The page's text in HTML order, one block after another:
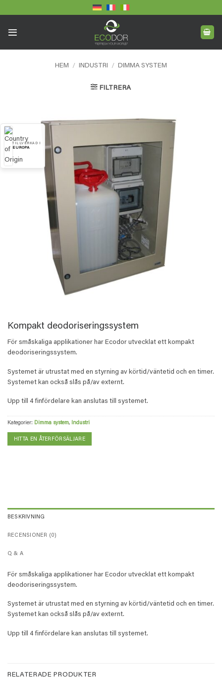
to
HEM / INDUSTRI / DIMMA SYSTEM
FILTRERA
TILLVERKAD I
EUROPA
Kompakt deodoriseringssystem
För småskaliga applikationer har Ecodor utvecklat ett kompakt
deodoriseringssystem.
Systemet är utrustat med en styrning av körtid/väntetid och en timer.
Systemet kan också slås på/av externt.
Upp till 4 finfördelare kan anslutas till systemet.
Kategorier: Dimma system, Industri
HITTA EN ÅTERFÖRSÄLJARE
BESKRIVNING
RECENSIONER (0)
Q & A
För småskaliga applikationer har Ecodor utvecklat ett kompakt
deodoriseringssystem.
Systemet är utrustat med en styrning av körtid/väntetid och en timer.
Systemet kan också slås på/av externt.
Upp till 4 finfördelare kan anslutas till systemet.
RELATERADE PRODUKTER